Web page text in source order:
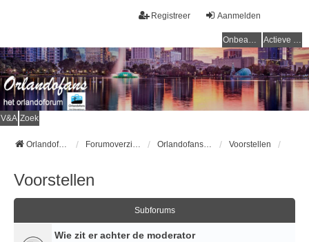
Aanmelden
Registreer
Onbeantwoorde onderwerpen Actieve onderwerpen
V&A Zoek
Orlandofans Homepage Forumoverzicht Orlandofans forum Voorstellen
Voorstellen
Subforums
Wie zit er achter de moderator